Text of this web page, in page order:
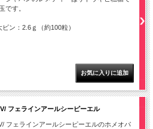
です。
ン：2.6ｇ（約100粒）
フェラインアールシーピーエル
フェラインアールシーピーエルのホメオパ